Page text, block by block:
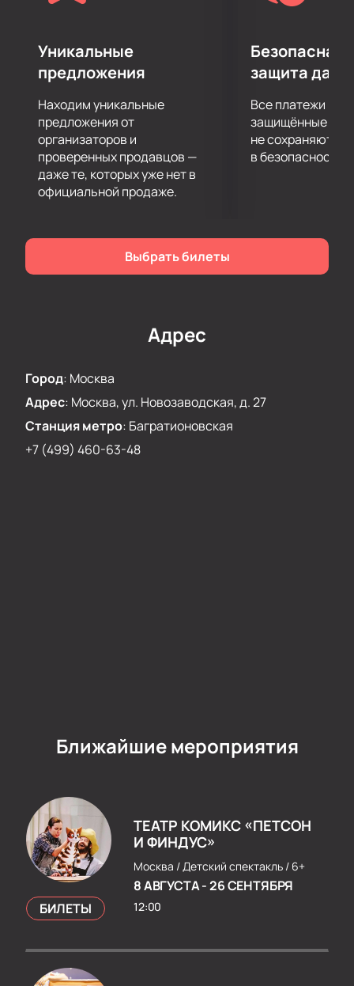
бывал на шоу, подтвердит, что положительных
Подарите себе невероятные впечатления от
посещения концерта «Джазовая пятница»! Билеты
на концерт можно купить на нашем сайте. Цена
указана в электронной схеме концертной площадки
и зависит от категории выбранных мест. Не
затягивайте с покупкой билетов, ведь шоу
пользуется большой популярностью!
Уникальные
предложения
Находим уникальные
предложения от
организаторов и
проверенных продавцов —
даже те, которых уже нет в
официальной продаже.
Безопасная
защита
Все платежи
защищённые
не сохраняются
в безопасности.
Выбрать билеты
Адрес
Город: Москва
Адрес: Москва, ул. Новозаводская, д. 27
Станция метро: Багратионовская
+7 (499) 460-63-48
Ближайшие мероприятия
ТЕАТР КОМИКС «ПЕТСОН
И ФИНДУС»
Москва /Детский спектакль / 6+
8 АВГУСТА-26 СЕНТЯБРЯ
12:00
БИЛЕТЫ